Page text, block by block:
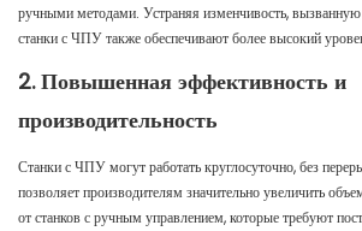
ручными методами. Устраняя изменчивость,
станки с ЧПУ также обеспечивают более высокий
2. Повышенная эффективность и
производительность
Станки с ЧПУ могут работать круглосуточно, без
позволяет производителям значительно увеличить
от станков с ручным управлением, которые требуют